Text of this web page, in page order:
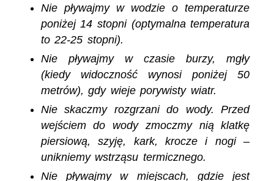
Nie pływajmy w wodzie o temperaturze
poniżej 14 stopni (optymalna temperatura
to 22-25 stopni).
Nie pływajmy w czasie burzy, mgły
(kiedy widoczność wynosi poniżej 50
metrów), gdy wieje porywisty wiatr.
Nie skaczmy rozgrzani do wody. Przed
wejściem do wody zmoczmy nią klatkę
piersiową, szyję, kark, krocze i nogi –
unikniemy wstrząsu termicznego.
Nie pływajmy w miejscach, gdzie jest